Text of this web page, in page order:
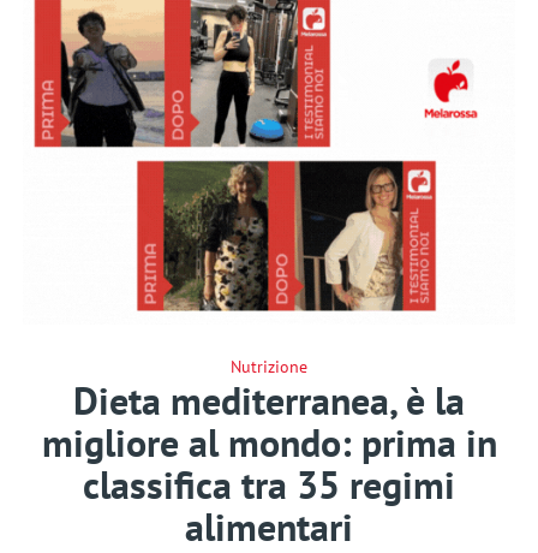
Nutrizione
Dieta mediterranea, è la
migliore al mondo: prima in
classifica tra 35 regimi
alimentari